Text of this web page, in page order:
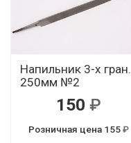
Напильник 3-х гран.
250мм №2
150
Розничная цена 155